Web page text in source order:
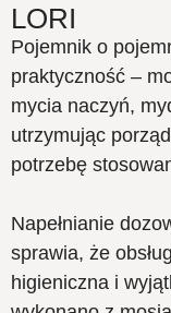
LORI
Pojemnik o
praktyczność –
mycia naczyń,
utrzymując
potrzebę
Napełnianie
sprawia, że
higieniczna i